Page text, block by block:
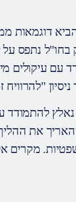
דוגמאות
נתפס על
עיקולים
"להרוויח
להתמודד
את